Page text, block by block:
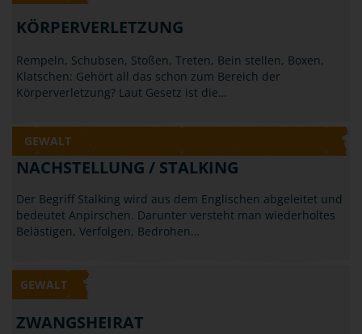
KÖRPERVERLETZUNG
Rempeln, Schubsen, Stoßen, Treten, Bein stellen, Boxen,
Klatschen: Gehört all das schon zum Bereich der
Körperverletzung? Laut Gesetz ist die…
GEWALT
NACHSTELLUNG / STALKING
Der Begriff Stalking wird aus dem Englischen abgeleitet und
bedeutet Anpirschen. Darunter versteht man wiederholtes
Belästigen, Verfolgen, Bedrohen…
GEWALT
ZWANGSHEIRAT